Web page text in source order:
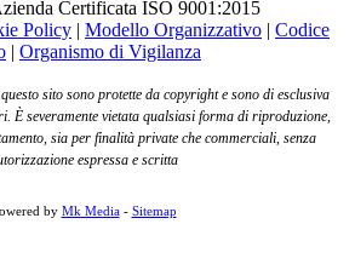
Certificata ISO 9001:2015
Policy | Modello Organizzativo | Codice
| Organismo di Vigilanza
sito sono protette da copyright e sono di esclusiva
È severamente vietata qualsiasi forma di riproduzione,
sia per finalità private che commerciali, senza
espressa e scritta
by Mk Media- Sitemap